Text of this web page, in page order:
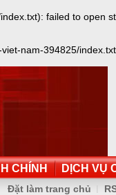
failed to open
nam-394825/
CHÍNH DỊCH VỤ
Đặt làm trang chủ